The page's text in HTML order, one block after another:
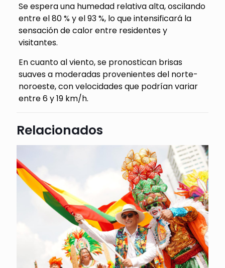
Se espera una humedad relativa alta, oscilando
entre el 80 % y el 93 %, lo que intensificará la
sensación de calor entre residentes y
visitantes.
En cuanto al viento, se pronostican brisas
suaves a moderadas provenientes del norte-
noroeste, con velocidades que podrían variar
entre 6 y 19 km/h.
Relacionados